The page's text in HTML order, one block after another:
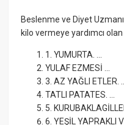
Beslenme ve Diyet
kilo vermeye yardımcı olan
1. YUMURTA. ...
YULAF EZMESİ ...
3. AZ YAĞLI ETLER. ...
TATLI PATATES. ...
5.
6. YEŞİL YAPRAKLI